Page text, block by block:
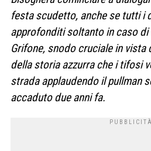
festa scudetto, anche se tutti i
approfonditi soltanto in caso
Grifone, snodo cruciale in
della storia azzurra che i tifosi
strada applaudendo il pullman
accaduto due anni fa.